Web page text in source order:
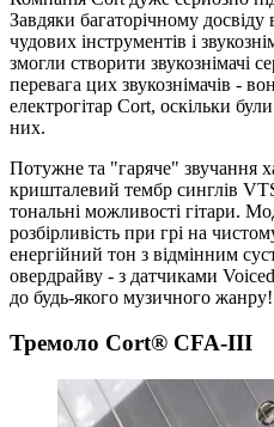
Завдяки багаторічному досвіду
чудових інструментів і
змогли створити звукознімачі
перевага цих звукознімачів -
електрогітар Cort, оскільки
них.
Потужне та "гаряче" звучання
кришталевий тембр синглів
тональні можливості гітари.
розбірливість при грі на
енергійний тон з відмінним
овердрайву - з датчиками
до будь-якого музичного жанру!
Тремоло Cort® CFA-III